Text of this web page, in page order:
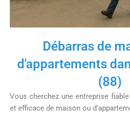
Débarras de
d'appartements
(88)
Vous cherchez une entreprise
et efficace de maison ou